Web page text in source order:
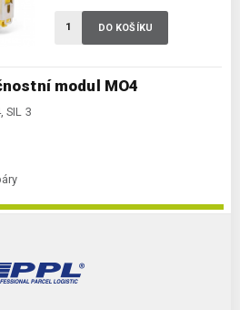
modul MO4
SIL 3
DO KOŠÍKU